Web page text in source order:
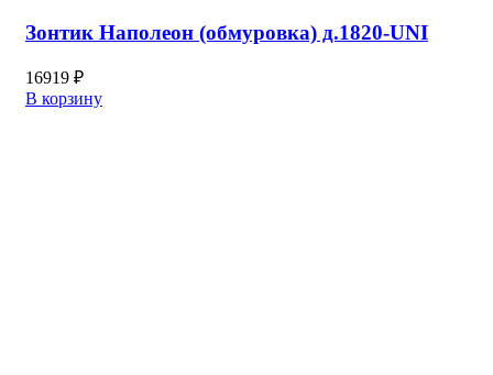
Зонтик Наполеон (обмуровка) д.1820-UNI
16919 ₽
В корзину